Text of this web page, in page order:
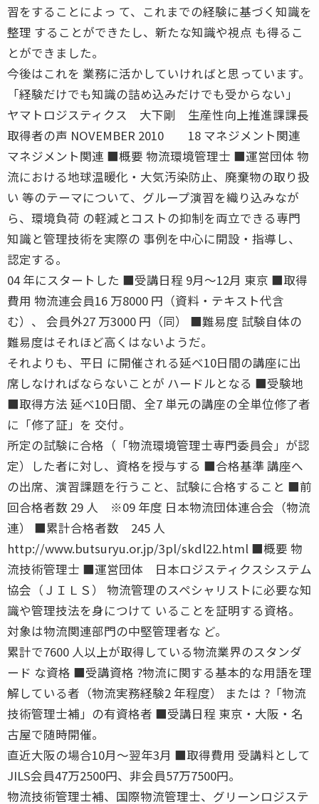
習をすることによっ て、これまでの経験に基づく知識を
整理 することができたし、新たな知識や視点 も得るこ
とができました。
今後はこれを 業務に活かしていければと思っています。
「経験だけでも知識の詰め込みだけでも受からない」
ヤマトロジスティクス 大下剛 生産性向上推進課課長
取得者の声 NOVEMBER 2010 18 マネジメント関連
マネジメント関連 ■概要 物流環境管理士 ■運営団体 物
流における地球温暖化・大気汚染防止、廃棄物の取り扱
い 等のテーマについて、グループ演習を織り込みなが
ら、環境負荷 の軽減とコストの抑制を両立できる専門
知識と管理技術を実際の 事例を中心に開設・指導し、
認定する。
04 年にスタートした ■受講日程 9月〜12月 東京 ■取得
費用 物流連会員16 万8000 円（資料・テキスト代含
む）、 会員外27 万3000 円（同） ■難易度 試験自体の
難易度はそれほど高くはないようだ。
それよりも、平日 に開催される延べ10日間の講座に出
席しなければならないことが ハードルとなる ■受験地
■取得方法 延べ10日間、全7 単元の講座の全単位修了者
に「修了証」を 交付。
所定の試験に合格（「物流環境管理士専門委員会」が認
定）した者に対し、資格を授与する ■合格基準 講座へ
の出席、演習課題を行うこと、試験に合格すること ■前
回合格者数 29 人 ※09 年度 日本物流団体連合会（物流
連） ■累計合格者数 245 人
http://www.butsuryu.or.jp/3pl/skdl22.html ■概要 物
流技術管理士 ■運営団体 日本ロジスティクスシステム
協会（ＪＩＬＳ） 物流管理のスペシャリストに必要な知
識や管理技法を身につけて いることを証明する資格。
対象は物流関連部門の中堅管理者な ど。
累計で7600 人以上が取得している物流業界のスタンダ
ード な資格 ■受講資格 ?物流に関する基本的な用語を理
解している者（物流実務経験2 年程度） または ?「物流
技術管理士補」の有資格者 ■受講日程 東京・大阪・名
古屋で随時開催。
直近大阪の場合10月〜翌年3月 ■取得費用 受講料として
JILS会員47万2500円、非会員57万7500円。
物流技術管理士補、国際物流管理士、グリーンロジステ